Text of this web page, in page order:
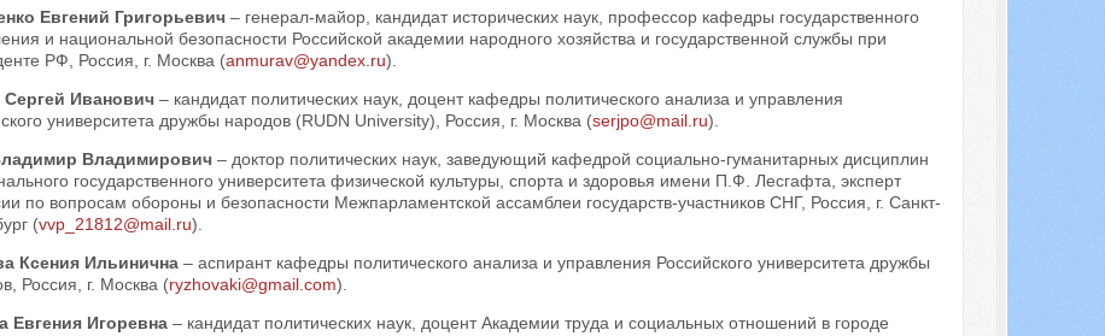
Евгений Григорьевич – генерал-майор, кандидат исторических наук, профессор кафедры государственного
и национальной безопасности Российской академии народного хозяйства и государственной службы при
РФ, Россия, г. Москва (anmurav@yandex.ru).
Иванович – кандидат политических наук, доцент кафедры политического анализа и управления
университета дружбы народов (RUDN University), Россия, г. Москва (serjpo@mail.ru).
Владимирович– доктор политических наук, заведующий кафедрой социально-гуманитарных дисциплин
государственного университета физической культуры, спорта и здоровья имени П.Ф. Лесгафта, эксперт
по вопросам обороны и безопасности Межпарламентской ассамблеи государств-участников СНГ, Россия, г. Санкт-
(vvp_21812@mail.ru).
Ксения Ильинична – аспирант кафедры политического анализа и управления Российского университета дружбы
Россия, г. Москва (ryzhovaki@gmail.com).
Евгения Игоревна – кандидат политических наук, доцент Академии труда и социальных отношений в городе